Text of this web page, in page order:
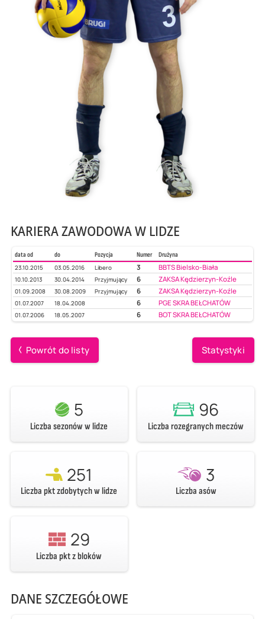
KARIERA ZAWODOWA W LIDZE
data od do Pozycja Numer
Drużyna
23.10.2015
03.05.2016 Libero 3 BBTS Bielsko-Biała
10.10.2013 30.04.2014 Przyjmujący 6 ZAKSA Kędzierzyn-Koźle
01.09.2008 30.08.2009 Przyjmujący 6 ZAKSA Kędzierzyn-Koźle
01.07.2007 18.04.2008 6 PGE SKRA BEŁCHATÓW
01.07.2006 18.05.2007 6 BOT SKRA BEŁCHATÓW
Powrót do listy Statystyki
5
Liczba sezonów w lidze
96
Liczba rozegranych meczów
251
Liczba pkt zdobytych w lidze
3
Liczba asów
29
Liczba pkt z bloków
DANE SZCZEGÓŁOWE